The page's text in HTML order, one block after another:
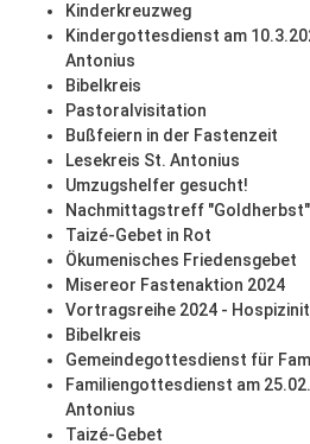
Kinderkreuzweg
Kindergottesdienst am
Antonius
Bibelkreis
Pastoralvisitation
Bußfeiern in der Fastenzeit
Lesekreis St. Antonius
Umzugshelfer gesucht!
Nachmittagstreff "Goldherbst"
Taizé-Gebet in Rot
Ökumenisches Friedensgebet
Misereor Fastenaktion 2024
Vortragsreihe 2024 -
Bibelkreis
Gemeindegottesdienst für
Familiengottesdienst am
Antonius
Taizé-Gebet